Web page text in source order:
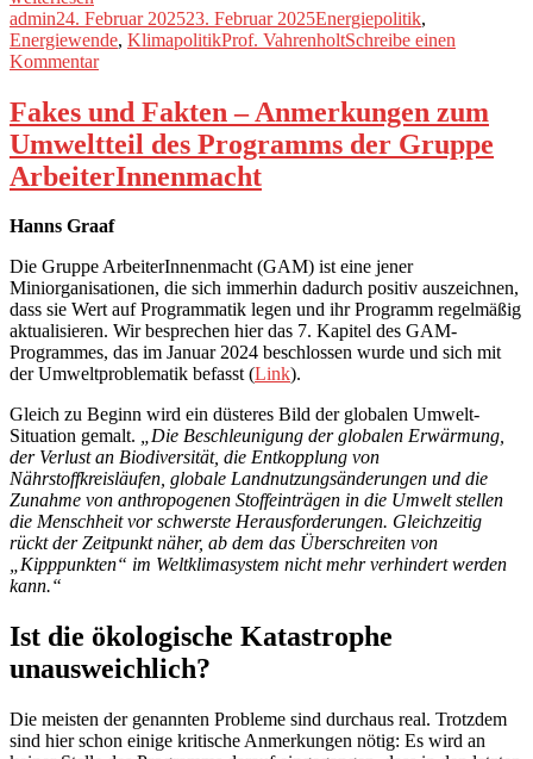
der
Dunkelflaute
kommt
gefährlichere
Hellbrise“
Autor
adminVeröffentlicht
am
24. Februar 202523. Februar 2025Kategorien
Energiepolitik,
Energiewende, KlimapolitikSchlagwörter
Prof. VahrenholtSchreibe einen
Kommentarzu
Dunkelflaute
kommt
die
gefährlichere
Fakes und Fakten – Anmerkungen zum
Umweltteil des Programms der Gruppe
ArbeiterInnenmacht
Hanns Graaf
Die Gruppe ArbeiterInnenmacht (GAM) ist eine jener
Miniorganisationen, die sich immerhin dadurch positiv auszeichnen,
dass sie Wert auf Programmatik legen und ihr Programm regelmäßig
aktualisieren. Wir besprechen hier das 7. Kapitel des GAM-
Programmes, das im Januar 2024 beschlossen wurde und sich mit
der Umweltproblematik befasst (Link).
Gleich zu Beginn wird ein düsteres Bild der globalen Umwelt-
Situation gemalt. „Die Beschleunigung der globalen Erwärmung,
der Verlust an Biodiversität, die Entkopplung von
Nährstoffkreisläufen, globale Landnutzungsänderungen und die
Zunahme von anthropogenen Stoffeinträgen in die Umwelt stellen
die Menschheit vor schwerste Herausforderungen. Gleichzeitig
rückt der Zeitpunkt näher, ab dem das Überschreiten von
„Kipppunkten“ im Weltklimasystem nicht mehr verhindert werden
kann.“
Ist die ökologische Katastrophe
unausweichlich?
Die meisten der genannten Probleme sind durchaus real. Trotzdem
sind hier schon einige kritische Anmerkungen nötig: Es wird an